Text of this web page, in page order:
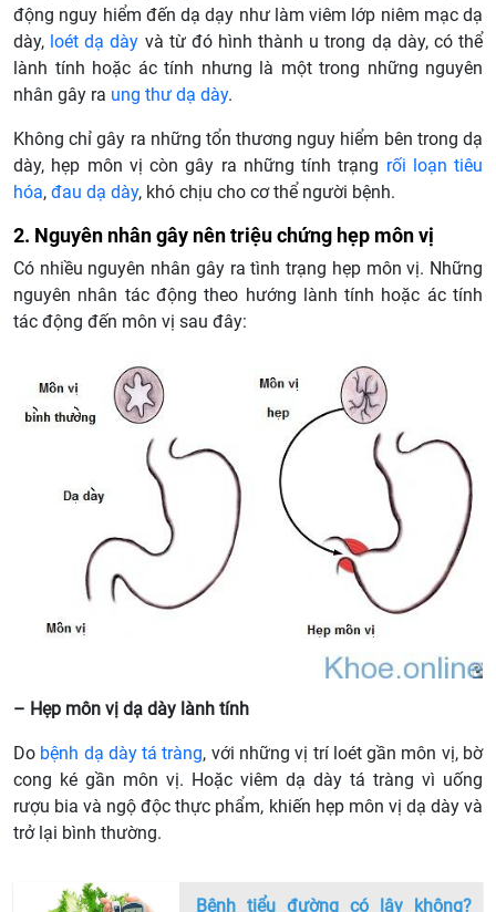
động nguy hiểm đến dạ dạy như làm viêm lớp niêm mạc dạ
dày, loét dạ dày và từ đó hình thành u trong dạ dày, có thể
lành tính hoặc ác tính nhưng là một trong những nguyên
nhân gây ra ung thư dạ dày.
Không chỉ gây ra những tổn thương nguy hiểm bên trong dạ
dày, hẹp môn vị còn gây ra những tính trạng rối loạn tiêu
hóa, đau dạ dày, khó chịu cho cơ thể người bệnh.
2. Nguyên nhân gây nên triệu chứng hẹp môn vị
Có nhiều nguyên nhân gây ra tình trạng hẹp môn vị. Những
nguyên nhân tác động theo hướng lành tính hoặc ác tính
tác động đến môn vị sau đây:
– Hẹp môn vị dạ dày lành tính
Do bệnh dạ dày tá tràng, với những vị trí loét gần môn vị, bờ
cong ké gần môn vị. Hoặc viêm dạ dày tá tràng vì uống
rượu bia và ngộ độc thực phẩm, khiến hẹp môn vị dạ dày và
trở lại bình thường.
Bệnh tiểu đường có lây không?